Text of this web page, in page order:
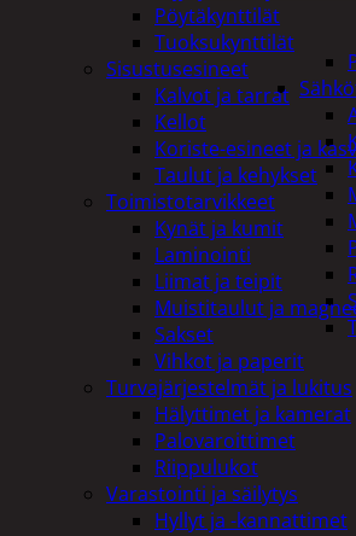
Pöytäkynttilät
Tuoksukynttilät
Sisustusesineet
Kalvot ja tarrat
Kellot
Koriste-esineet ja
Taulut ja kehykset
Toimistotarvikkeet
Kynät ja kumit
Laminointi
Liimat ja teipit
Muistitaulut ja
Sakset
Vihkot ja paperit
Turvajärjestelmät ja lukitus
Hälyttimet ja kamerat
Palovaroittimet
Riippulukot
Varastointi ja säilytys
Hyllyt ja -kannattimet